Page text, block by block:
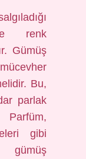
renk
Gümüş
Bu,
parlak
Parfüm,
gibi